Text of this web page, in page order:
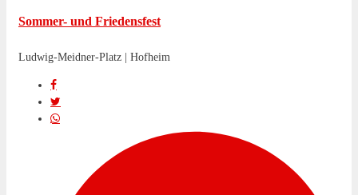
Sommer- und Friedensfest
Ludwig-Meidner-Platz | Hofheim